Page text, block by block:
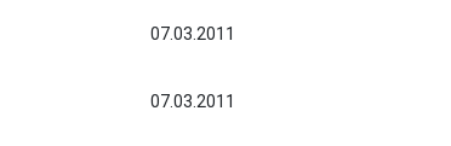
07.03.2011
07.03.2011